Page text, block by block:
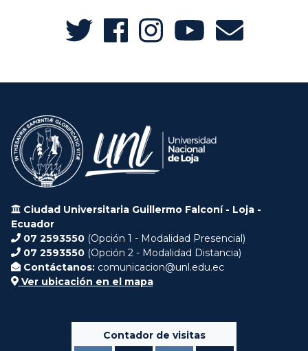
Ciudad Universitaria Guillermo Falconí - Loja -
Ecuador
07 2593550 (Opción 1 - Modalidad Presencial)
07 2593550 (Opción 2 - Modalidad Distancia)
Contáctanos: comunicacion@unl.edu.ec
Ver ubicación en el mapa
Contador de visitas